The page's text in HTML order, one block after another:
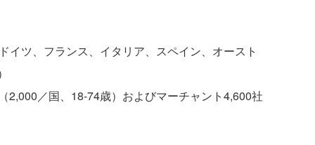
イツ、フランス、イタリア、スペイン、オースト
2,000／国、18-74歳）およびマーチャント4,600社